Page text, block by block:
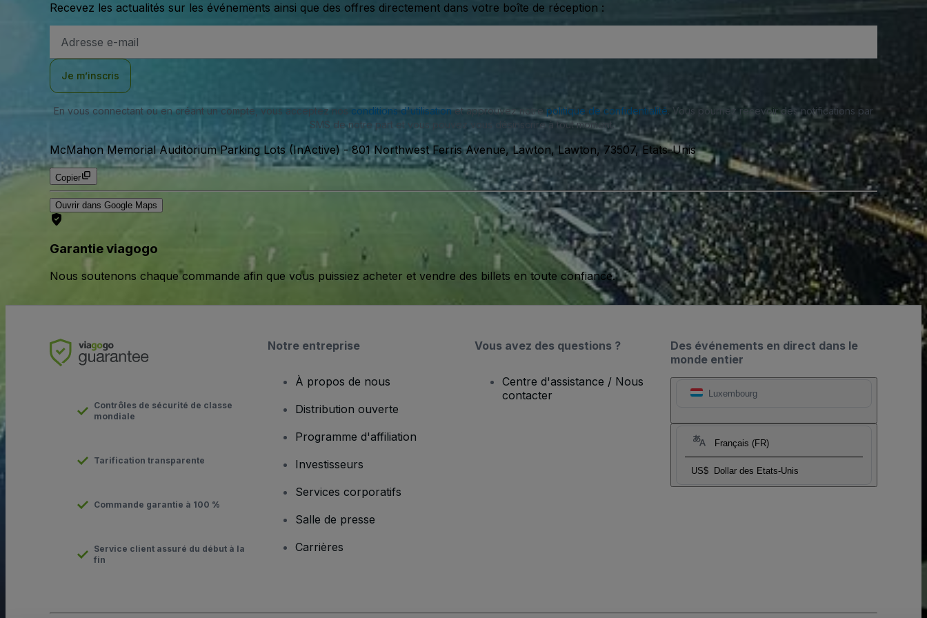
Recevez les actualités sur les événements ainsi que des offres directement dans votre boîte de réception :
e-
Je m’inscris
En vous connectant ou en créant un compte, vous acceptez nosconditions d'utilisationet approuvez notre politique de confidentialité . Vous pourriez recevoir des notifications par
SMS de notre part et vous pouvez vous désinscrire à tout moment.
McMahon Memorial Auditorium Parking Lots (InActive) - 801 Northwest Ferris Avenue, Lawton, Lawton, 73507, Etats-Unis
Copier
Ouvrir dans Google Maps
Garantie viagogo
Nous soutenons chaque commande afin que vous puissiez acheter et vendre des billets en toute confiance.
Des événements en direct dans le
monde entier
Luxembourg
Français (FR)
US$ Dollar des Etats-Unis
Contrôles de sécurité de classe
mondiale
Tarification transparente
Commande garantie à 100 %
Service client assuré du début à la
fin
Notre entreprise
À propos de nous
Distribution ouverte
Programme d'affiliation
Investisseurs
Services corporatifs
Salle de presse
Carrières
Vous avez des questions ?
Centre d'assistance / Nous
contacter